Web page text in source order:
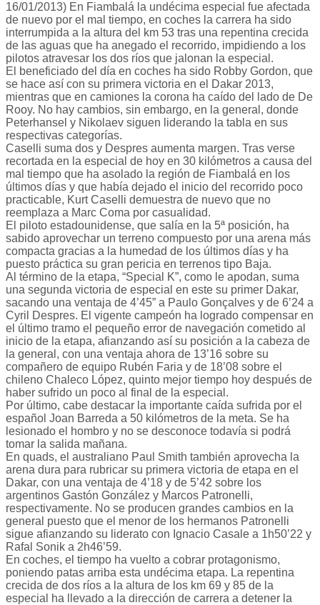
16/01/2013) En Fiambalá la undécima especial fue afectada
de nuevo por el mal tiempo, en coches la carrera ha sido
interrumpida a la altura del km 53 tras una repentina crecida
de las aguas que ha anegado el recorrido, impidiendo a los
pilotos atravesar los dos ríos que jalonan la especial.
El beneficiado del día en coches ha sido Robby Gordon, que
se hace así con su primera victoria en el Dakar 2013,
mientras que en camiones la corona ha caído del lado de De
Rooy. No hay cambios, sin embargo, en la general, donde
Peterhansel y Nikolaev siguen liderando la tabla en sus
respectivas categorías.
Caselli suma dos y Despres aumenta margen. Tras verse
recortada en la especial de hoy en 30 kilómetros a causa del
mal tiempo que ha asolado la región de Fiambalá en los
últimos días y que había dejado el inicio del recorrido poco
practicable, Kurt Caselli demuestra de nuevo que no
reemplaza a Marc Coma por casualidad.
El piloto estadounidense, que salía en la 5ª posición, ha
sabido aprovechar un terreno compuesto por una arena más
compacta gracias a la humedad de los últimos días y ha
puesto práctica su gran pericia en terrenos tipo Baja.
Al término de la etapa, “Special K”, como le apodan, suma
una segunda victoria de especial en este su primer Dakar,
sacando una ventaja de 4’45” a Paulo Gonçalves y de 6’24 a
Cyril Despres. El vigente campeón ha logrado compensar en
el último tramo el pequeño error de navegación cometido al
inicio de la etapa, afianzando así su posición a la cabeza de
la general, con una ventaja ahora de 13’16 sobre su
compañero de equipo Rubén Faria y de 18’08 sobre el
chileno Chaleco López, quinto mejor tiempo hoy después de
haber sufrido un poco al final de la especial.
Por último, cabe destacar la importante caída sufrida por el
español Joan Barreda a 50 kilómetros de la meta. Se ha
lesionado el hombro y no se desconoce todavía si podrá
tomar la salida mañana.
En quads, el australiano Paul Smith también aprovecha la
arena dura para rubricar su primera victoria de etapa en el
Dakar, con una ventaja de 4’18 y de 5’42 sobre los
argentinos Gastón González y Marcos Patronelli,
respectivamente. No se producen grandes cambios en la
general puesto que el menor de los hermanos Patronelli
sigue afianzando su liderato con Ignacio Casale a 1h50’22 y
Rafal Sonik a 2h46’59.
En coches, el tiempo ha vuelto a cobrar protagonismo,
poniendo patas arriba esta undécima etapa. La repentina
crecida de dos ríos a la altura de los km 69 y 85 de la
especial ha llevado a la dirección de carrera a detener la